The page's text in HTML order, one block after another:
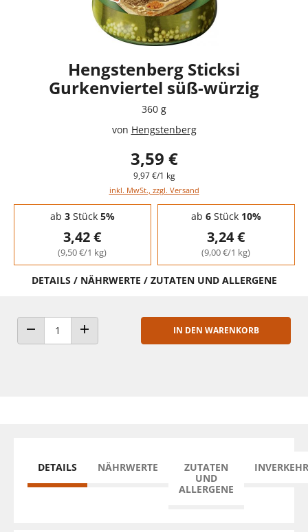
Hengstenberg Sticksi
Gurkenviertel süß-würzig
360 g
von Hengstenberg
3,59 €
9,97 €/1 kg
inkl. MwSt., zzgl. Versand
Staffelpreise - Mengenrabatt
ab 3Stück 5%
3,42 €
(9,50 €/1 kg)
ab 6Stück 10%
3,24 €
(9,00 €/1 kg)
DETAILS / NÄHRWERTE / ZUTATEN UND ALLERGENE
ANZAHL VERRINGERNANZAHL ERHÖHEN
IN DEN WARENKORB
DETAILS NÄHRWERTE
ZUTATEN
UND
ALLERGENE